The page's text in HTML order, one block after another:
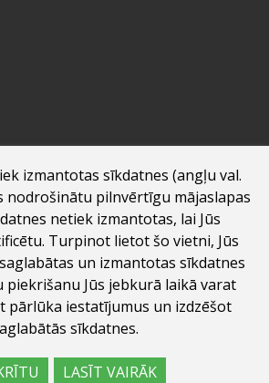
izmantotas sīkdatnes (angļu val.
nodrošinātu pilnvērtīgu mājaslapas
netiek izmantotas, lai Jūs
Turpinot lietot šo vietni, Jūs
un izmantotas sīkdatnes
piekrišanu Jūs jebkurā laikā varat
pārlūka iestatījumus un izdzēšot
sīkdatnes.
LASĪT VAIRĀK